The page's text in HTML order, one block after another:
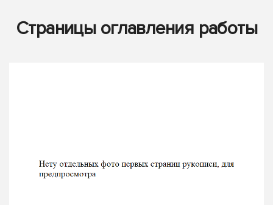
Страницы оглавления работы